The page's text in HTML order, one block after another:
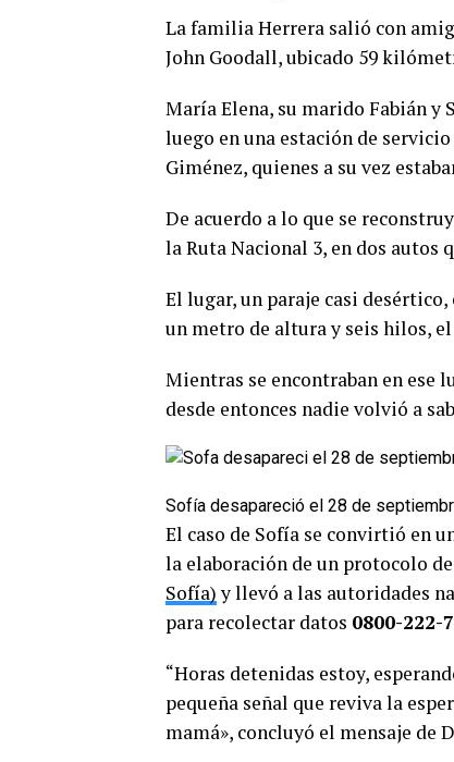
La familia Herrera salió con
John Goodall, ubicado 59
María Elena, su marido Fabián y
luego en una estación de
Giménez, quienes a su vez
De acuerdo a lo que se
la Ruta Nacional 3, en dos autos
El lugar, un paraje casi
un metro de altura y seis hilos,
Mientras se encontraban en ese
desde entonces nadie volvió a
Sofía desapareció el 28 de
El caso de Sofía se convirtió en
la elaboración de un protocolo
Sofía)y llevó a las autoridades
para recolectar datos 0800-222-
“Horas detenidas estoy,
pequeña señal que reviva la
mamá», concluyó el mensaje de